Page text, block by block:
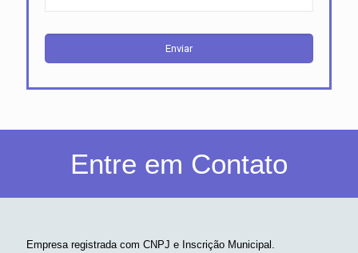
Entre em Contato
Empresa registrada com CNPJ e Inscrição Municipal.